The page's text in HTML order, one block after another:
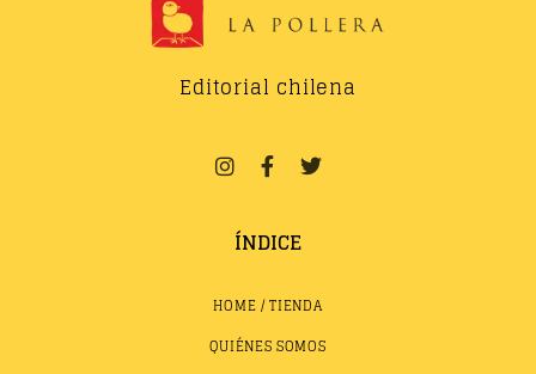
Editorial chilena
ÍNDICE
HOME / TIENDA
QUIÉNES SOMOS